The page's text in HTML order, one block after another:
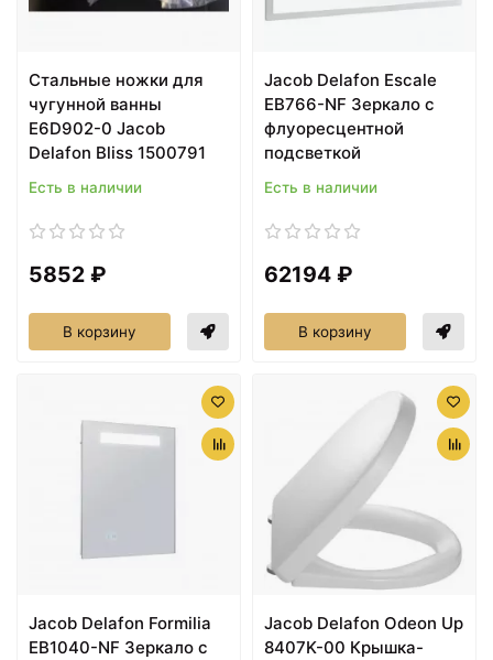
Cтальные ножки для
чугунной ванны
E6D902-0 Jacob
Delafon Bliss 1500791
Есть в наличии
5852 ₽
В корзину
Jacob Delafon Escale
EB766-NF Зеркало с
флуоресцентной
подсветкой
Есть в наличии
62194 ₽
В корзину
Jacob Delafon Formilia
EB1040-NF Зеркало с
Jacob Delafon Odeon Up
8407K-00 Крышка-